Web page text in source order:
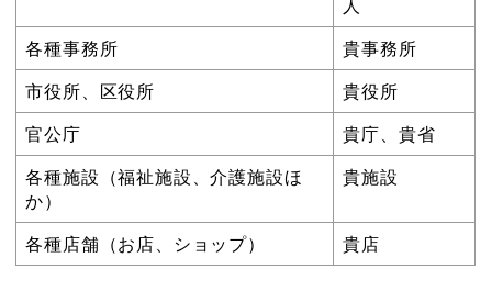
人
各種事務所
貴事務所
市役所、区役所
貴役所
官公庁
貴庁、貴省
各種施設（福祉施設、介護施設ほ
か）
貴施設
各種店舗（お店、ショップ） 貴店